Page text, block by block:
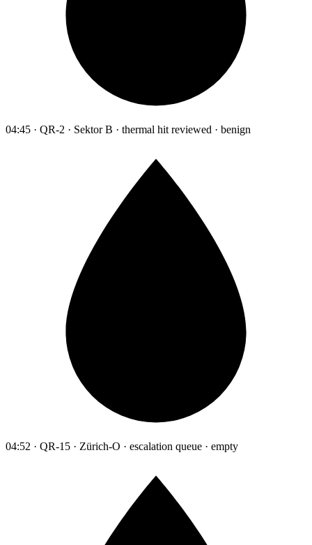
04:45 · QR-2 · Sektor B · thermal hit reviewed · benign
04:52 · QR-15 · Zürich-O · escalation queue · empty